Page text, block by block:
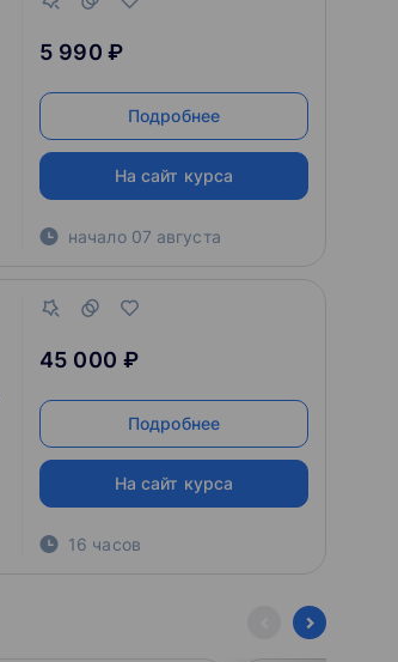
5 990 ₽
Подробнее
На сайт курса
начало 07 августа
45 000 ₽
Подробнее
На сайт курса
16 часов